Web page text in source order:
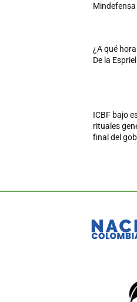
Mindefensa
¿A qué
De la
ICBF bajo
rituales
final del